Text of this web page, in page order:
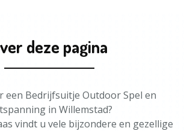
deze pagina
een Bedrijfsuitje Outdoor Spel en
in Willemstad?
vindt u vele bijzondere en gezellige